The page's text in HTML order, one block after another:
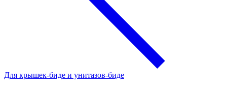
Для крышек-биде и унитазов-биде